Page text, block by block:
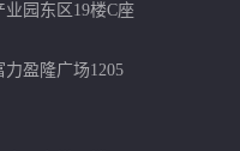
园东区19楼C座
盈隆广场1205